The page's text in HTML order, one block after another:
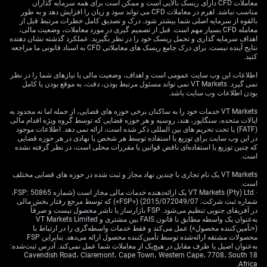
قوی برای هفته‌های پیش رو فراهم کند.
حل‌وفصل این مناقشه بزرگ تجاری همچنین باید نوسان بازار
را کاهش دهد. شاخص نوسان یورو استاکس ۵۰ (VSTOXX)
که در حال حاضر حوالی ۱۴ در نوسان است، با توجه به اینکه
یکی از ریسک‌های دنباله‌ای مهم در حال حذف شدن است، بالا
به نظر می‌رسد. ما در فروش نوسان فرصت می‌بینیم؛ شاید
از طریق نوشتن اختیار فروش‌های خارج از پول (out-of-the-
ضرب‌الاجل ژوئیه.
تمرکز باید بر بخش خودروی اروپا نیز باشد که از اهداف اصلی
تعرفه‌های اکنون دفع‌شده بود. شرکت‌هایی مانند فولکس‌واگن
و ب‌ام‌و بخش قابل‌توجهی از درآمد خود را از بازار آمریکا به
دست می‌آورند و داده‌های فروش خودرو در ماه مه نیز از
بهبود خفیف تقاضای آمریکای شمالی حکایت دارد. ما
اسپردهای اختیار خرید (call option spreads) در این سهام
مشخص را روشی کارآمد برای کسب مواجهه اهرمی با این
رالی ناشی از کاهش ریسک ارزیابی می‌کنیم.
معاملات CFD دارای ریسک بالایی است و ممکن است برای همه سرمایه گذاران
مناسب نباشد. اهرم در معاملات CFD می تواند سود و زیان را افزایش دهد و به طور
بالقوه از سرمایه اصلی شما بیشتر شود. درک و تصدیق کامل خطرات مرتبط قبل از
معامله CFD بسیار مهم است. قبل از تصمیم گیری در مورد معاملات، وضعیت مالی،
اهداف سرمایه گذاری و تحمل ریسک خود را در نظر بگیرید. عملکرد گذشته نشان دهنده
نتایج آینده نیست. برای درک جامع ریسک های معاملاتی CFD به اسناد قانونی ما مراجعه
کنید.
اطلاعات این وب سایت عمومی است و اهداف، وضعیت مالی یا نیازهای شما را در نظر
نمی گیرد. VT Markets نمی تواند مسئول مرتبط بودن، دقت، به موقع بودن یا کامل
بودن اطلاعات وب سایت باشد.
VT Markets خدمات خود را به ساکنان برخی حوزه های قضایی، از جمله اما نه محدود به
ایالات متحده، سنگاپور، هند، روسیه و هر حوزه قضایی که توسط گروه ویژه اقدام مالی
(FATF) یا تحت تحریم های بین المللی ذکر شده است، ارائه نمی دهد. اطلاعات موجود
در این وب سایت برای توزیع یا استفاده توسط هر شخص یا نهادی در هر حوزه قضایی
که چنین توزیع یا استفاده‌ای ناقض قوانین یا مقررات محلی است، در نظر گرفته نشده
است.
VT Markets یک نام تجاری با چندین نهاد مجاز و ثبت شده در حوزه های قضایی مختلف
است.
· VT Markets (Pty) Ltd یک ارائه‌دهنده خدمات مالی مجاز است (شماره FSP: 50865،
شماره ثبت شرکت: 2015/072049/07) («FSP») که توسط مرجع رفتار بخش مالی
در آفریقای جنوبی تنظیم می‌شود. FSP بازارساز یا ناشر محصول نیست و صرفاً
به‌عنوان یک واسطه مطابق با قانون FAIS بین مشتری و VT Markets Limited
(«تأمین‌کننده محصول») عمل می‌کند و فقط خدمات واسطه‌گری را در ارتباط با
محصولات مشتقه ارائه‌شده توسط تأمین‌کننده محصول ارائه می‌دهد. بنابراین FSP
به‌عنوان اصیل یا طرف مقابل در هیچ‌یک از معاملات شما عمل نمی‌کند. آدرس ثبت‌شده:
18 Cavendish Road، Claremont، Cape Town، Western Cape، 7708، South
Africa.